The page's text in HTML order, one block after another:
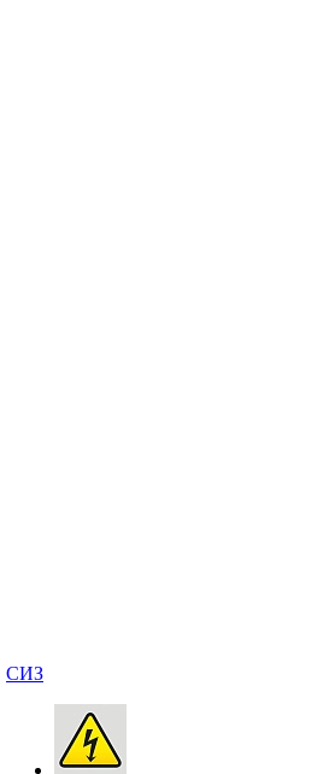
СИЗ